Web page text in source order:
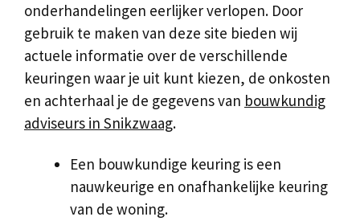
onderhandelingen eerlijker verlopen. Door
gebruik te maken van deze site bieden wij
actuele informatie over de verschillende
keuringen waar je uit kunt kiezen, de onkosten
en achterhaal je de gegevens van bouwkundig
adviseurs in Snikzwaag.
Een bouwkundige keuring is een
nauwkeurige en onafhankelijke keuring
van de woning.